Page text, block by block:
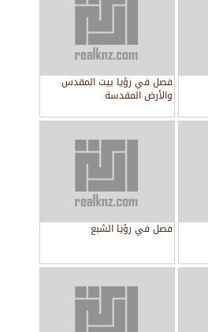
فصل في رؤيا بيت المقدس
والأرض المقدسة
فصل في رؤيا الشبع